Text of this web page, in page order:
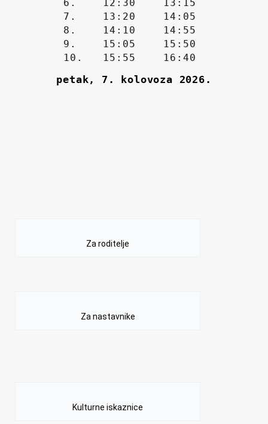
Za roditelje
Za nastavnike
Kulturne iskaznice